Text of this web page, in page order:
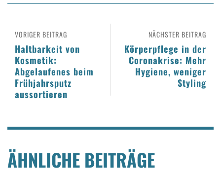
NÄCHSTER BEITRAG
Körperpflege in der
Coronakrise: Mehr
Hygiene, weniger
Styling
VORIGER BEITRAG
Haltbarkeit von
Kosmetik:
Abgelaufenes beim
Frühjahrsputz
aussortieren
ÄHNLICHE BEITRÄGE